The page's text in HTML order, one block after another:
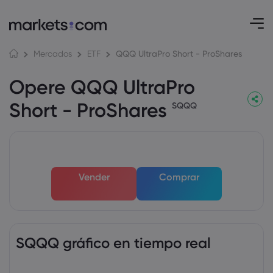
Mercados ETF QQQ UltraPro Short - ProShares
Opere QQQ UltraPro
Short - ProShares SQQQ
Vender Comprar
SQQQ gráfico en tiempo real